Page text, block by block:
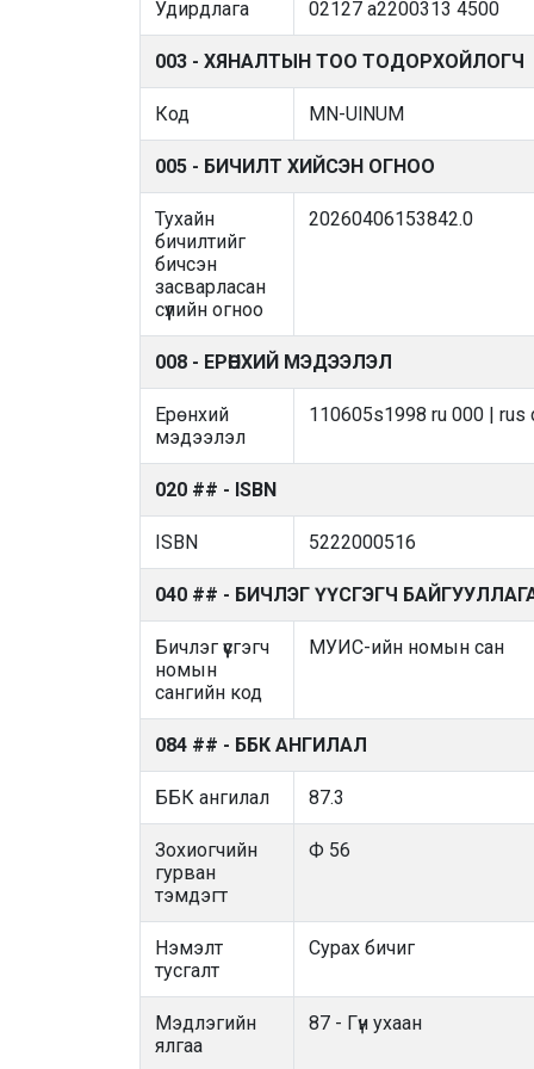
Удирдлага 02127 a2200313 4500
003 - ХЯНАЛТЫН ТОО ТОДОРХОЙЛОГЧ
Код MN-UlNUM
005 - БИЧИЛТ ХИЙСЭН ОГНОО
Тухайн
бичилтийг
бичсэн
засварласан
сүүлийн огноо
20260406153842.0
008 - ЕРӨНХИЙ МЭДЭЭЛЭЛ
Ерөнхий
мэдээлэл
110605s1998 ru 000 | rus
020 ## - ISBN
ISBN 5222000516
040 ## - БИЧЛЭГ ҮҮСГЭГЧ
Бичлэг үүсгэгч
номын
сангийн код
МУИС-ийн номын сан
084 ## - ББК АНГИЛАЛ
ББК ангилал 87.3
Зохиогчийн
гурван
тэмдэгт
Ф 56
Нэмэлт
тусгалт
Сурах бичиг
Мэдлэгийн
ялгаа
87 - Гүн ухаан